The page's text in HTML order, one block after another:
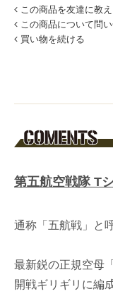
この商品を友達に教
この商品について問
買い物を続ける
第五航空戦隊 T
通称「五航戦」と
最新鋭の正規空母
開戦ギリギリに編